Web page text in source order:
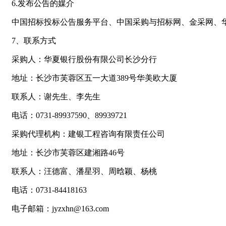
6.发布公告的媒介
中国招标投标公告服务平台、中国采购与招标网、金采网、
7、联系方式
采购人：华夏银行股份有限公司长沙分行
地址：长沙市芙蓉区五一大道389号华美欧大厦
联系人：谢先生、李先生
电话：0731-89937590、89939721
采购代理机构：建银工程咨询有限责任公司
地址：长沙市芙蓉区建湘路46号
联系人：汪德富、潘星羽、周晗颖、杨桃
电话：0731-84418163
电子邮箱：jyzxhn@163.com